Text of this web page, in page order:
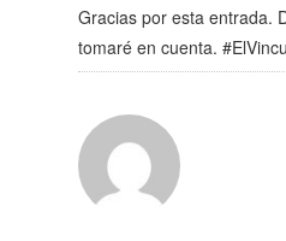
Gracias por esta entrada.
tomaré en cuenta.